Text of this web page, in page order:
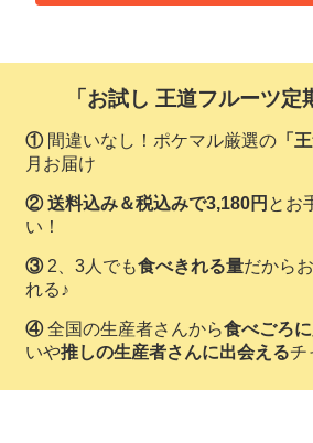
「お試し 王道フルーツ定
① 間違いなし！ポケマル厳選の 「
月お届け
② 送料込み＆税込みで3,180円 とお
い！
③ 2、3人でも食べきれる量だから
れる♪
④全国の生産者さんから食べごろに
いや推しの生産者さんに出会えるチ